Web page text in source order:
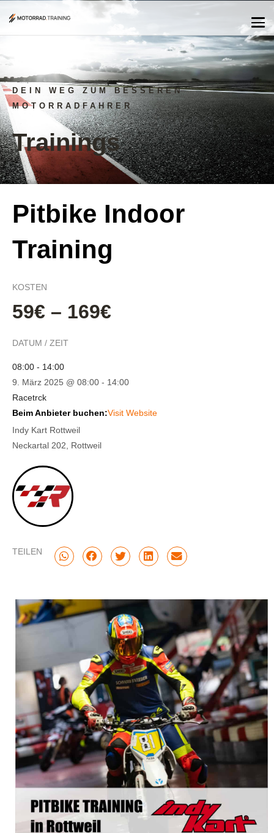
DEIN WEG ZUM BESSEREN
MOTORRADFAHRER
Trainings
Pitbike Indoor
Training
KOSTEN
59€ – 169€
DATUM / ZEIT
08:00 - 14:00
9. März 2025 @ 08:00 - 14:00
Racetrck
Beim Anbieter buchen:Visit Website
Indy Kart Rottweil
Neckartal 202, Rottweil
TEILEN